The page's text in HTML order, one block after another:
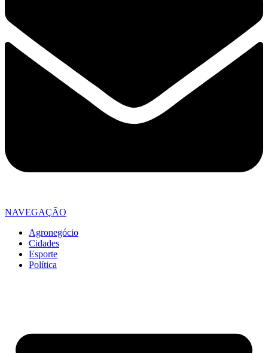
NAVEGAÇÃO
Agronegócio
Cidades
Esporte
Política